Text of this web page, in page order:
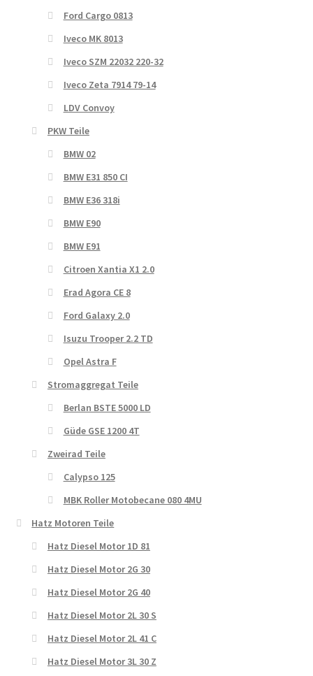
Ford Cargo 0813
Iveco MK 8013
Iveco SZM 22032 220-32
Iveco Zeta 7914 79-14
LDV Convoy
PKW Teile
BMW 02
BMW E31 850 CI
BMW E36 318i
BMW E90
BMW E91
Citroen Xantia X1 2.0
Erad Agora CE 8
Ford Galaxy 2.0
Isuzu Trooper 2.2 TD
Opel Astra F
Stromaggregat Teile
Berlan BSTE 5000 LD
Güde GSE 1200 4T
Zweirad Teile
Calypso 125
MBK Roller Motobecane 080 4MU
Hatz Motoren Teile
Hatz Diesel Motor 1D 81
Hatz Diesel Motor 2G 30
Hatz Diesel Motor 2G 40
Hatz Diesel Motor 2L 30 S
Hatz Diesel Motor 2L 41 C
Hatz Diesel Motor 3L 30 Z